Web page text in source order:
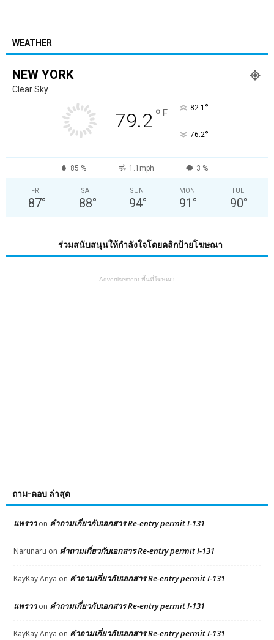
WEATHER
NEW YORK
Clear Sky
79.2° F 82.1 °
76.2°
85 % 1.1mph 3 %
FRI
87°
SAT
88°
SUN
94°
MON
91 °
TUE
90°
ร่วมสนับสนุนให้กำลังใจโดยคลิกป้ายโฆษณา
- Advertisement พื้นที่โฆษณา -
ถาม-ตอบ ล่าสุด
แพรวาon คำถามเกี่ยวกับเอกสาร Re-entry permit I-131
Narunaru on คำถามเกี่ยวกับเอกสาร Re-entry permit I-131
KayKay Anya on คำถามเกี่ยวกับเอกสาร Re-entry permit I-131
แพรวาon คำถามเกี่ยวกับเอกสาร Re-entry permit I-131
KayKay Anya on คำถามเกี่ยวกับเอกสาร Re-entry permit I-131